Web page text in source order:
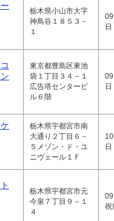
栃木県小山市大字
神鳥谷１８５３－
１
東京都豊島区東池
袋１丁目３４－１
広告塔センタービ
ル６階
日
栃木県宇都宮市南
大通り２丁目６－
５メゾン・ド・ユ
ニヴェール１Ｆ
日
栃木県宇都宮市元
今泉７丁目９－１
４
祝